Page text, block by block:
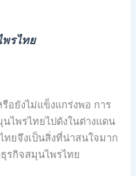
รไทย
อยังไม่แข็งแกร่งพอ การ
ไพรไทยไปดังในต่างแดน
ทยจึงเป็นสิ่งที่น่าสนใจมาก
รกิจสมุนไพรไทย